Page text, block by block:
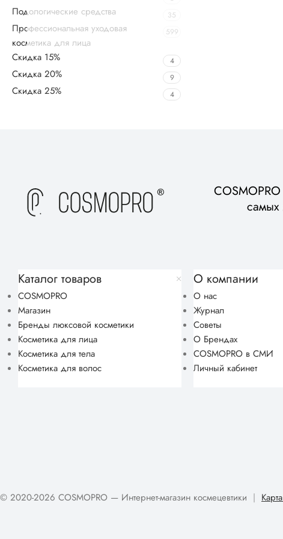
Подологические средства 35
Профессиональная уходовая
косметика для лица
599
Скидка 15% 4
Скидка 20% 9
Скидка 25% 4
самых
Каталог товаров
COSMOPRO
Магазин
Бренды люксовой косметики
Косметика для лица
Косметика для тела
Косметика для волос
О компании
О нас
Журнал
Советы
О Брендах
COSMOPRO в СМИ
Личный кабинет
© 2020-2026 COSMOPRO — Интернет-магазин космецевтики |